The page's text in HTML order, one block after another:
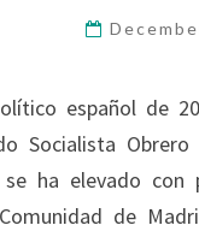
español de
Socialista
ha elevado con
de